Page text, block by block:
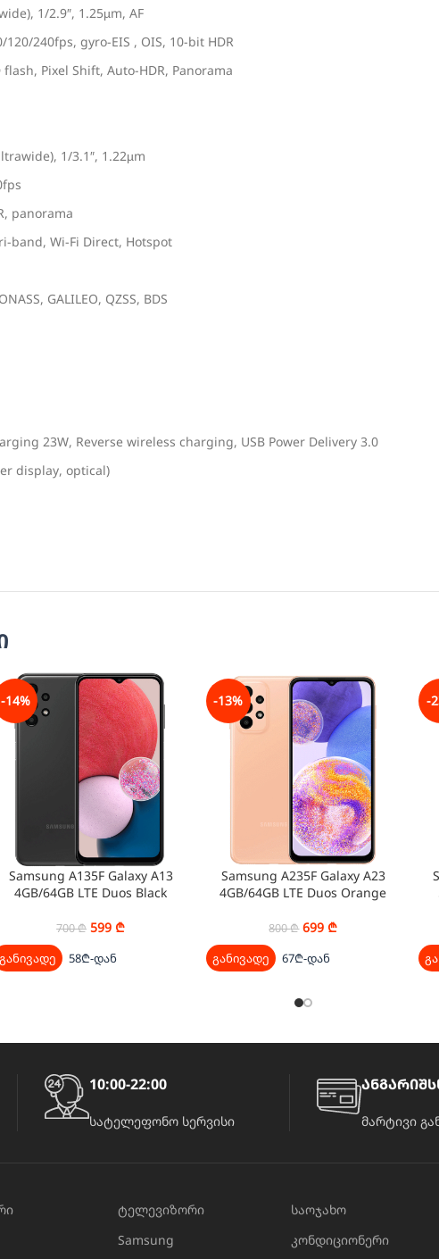
1/2.9″, 1.25µm, AF
240fps, gyro-EIS , OIS, 10-bit HDR
Pixel Shift, Auto-HDR, Panorama
1/3.1″, 1.22µm
panorama
band, Wi-Fi Direct, Hotspot
GALILEO, QZSS, BDS
23W, Reverse wireless charging, USB Power Delivery 3.0
display, optical)
-14%
Samsung A135F Galaxy A13
4GB/64GB LTE Duos Black
700₾ 599 ₾
განივადე 58₾-დან
-13%
Samsung A235F Galaxy A23
4GB/64GB LTE Duos Orange
800₾ 699 ₾
განივადე 67₾-დან
-
10:00-22:00
სატელეფონო სერვისი მარტივი
ტელევიზორი
Samsung
საოჯახო
კონდიციონერი